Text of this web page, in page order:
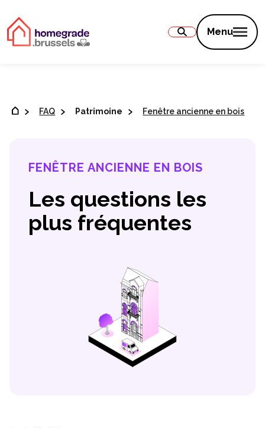
Menu
FAQ Patrimoine Fenêtre ancienne en bois
FENÊTRE ANCIENNE EN BOIS
Les questions les
plus fréquentes